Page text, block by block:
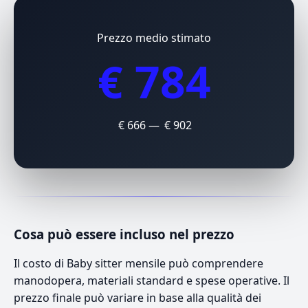
Prezzo medio stimato
€ 784
€ 666 — € 902
Cosa può essere incluso nel prezzo
Il costo di Baby sitter mensile può comprendere
manodopera, materiali standard e spese operative. Il
prezzo finale può variare in base alla qualità dei